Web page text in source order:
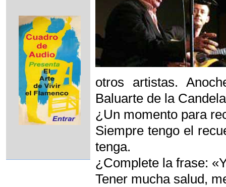
otros artistas.
Baluarte de la
¿Un momento para
Siempre tengo el
tenga.
¿Complete la frase:
Tener mucha salud,